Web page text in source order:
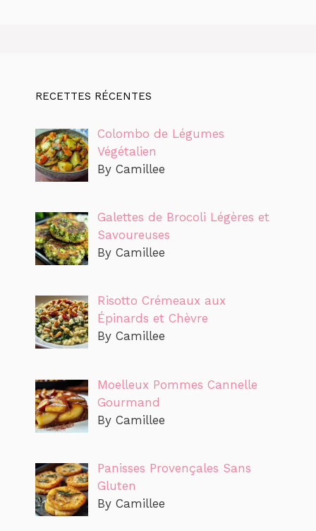
RECETTES RÉCENTES
Colombo de Légumes
Végétalien
By Camillee
Galettes de Brocoli Légères et
Savoureuses
By Camillee
Risotto Crémeaux aux
Épinards et Chèvre
By Camillee
Moelleux Pommes Cannelle
Gourmand
By Camillee
Panisses Provençales Sans
Gluten
By Camillee